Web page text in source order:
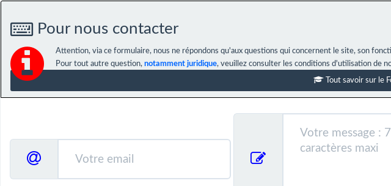
Pour nous contacter
Attention, via ce formulaire, nous ne répondons qu'aux questions qui concernent le site, son
Pour tout autre question,notamment juridique, veuillez consulter les conditions d'utilisation de
Tout savoir sur le